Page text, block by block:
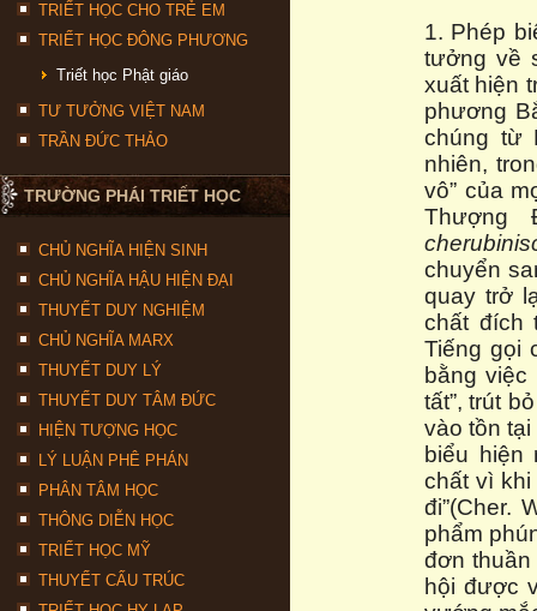
TRIẾT HỌC CHO TRẺ EM
TRIẾT HỌC ĐÔNG PHƯƠNG
Triết học Phật giáo
TƯ TƯỞNG VIỆT NAM
TRẦN ĐỨC THẢO
TRƯỜNG PHÁI TRIẾT HỌC
CHỦ NGHĨA HIỆN SINH
CHỦ NGHĨA HẬU HIỆN ĐẠI
THUYẾT DUY NGHIỆM
CHỦ NGHĨA MARX
THUYẾT DUY LÝ
THUYẾT DUY TÂM ĐỨC
HIỆN TƯỢNG HỌC
LÝ LUẬN PHÊ PHÁN
PHÂN TÂM HỌC
THÔNG DIỄN HỌC
TRIẾT HỌC MỸ
THUYẾT CẤU TRÚC
1. Phép
tưởng về
xuất hiện
phương
chúng từ
nhiên,
vô” của
Thượng
chuyển
quay trở
chất đích
Tiếng gọi
bằng việc
tất”, trút
vào tồn tại
biểu hiện
chất vì
đi”(Cher.
phẩm
đơn thuần
hội được